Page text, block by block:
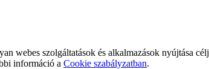
webes szolgáltatások és alkalmazások nyújtása
információ a Cookie szabályzatban.